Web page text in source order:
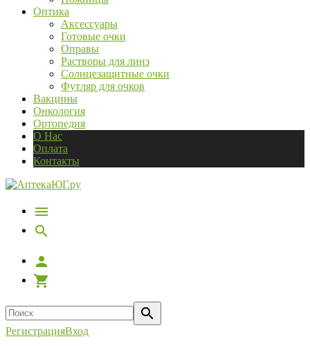
Оптика
Аксессуары
Готовые очки
Оправы
Растворы для линз
Солнцезащитные очки
Футляр для очков
Вакцины
Онкология
Ортопедия
О Нас
Оплата
Контакты
РегистрацияВход